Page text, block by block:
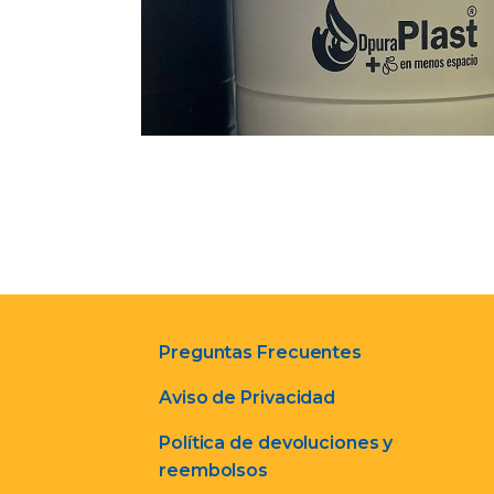
Preguntas Frecuentes
Aviso de Privacidad
Política de devoluciones y
reembolsos